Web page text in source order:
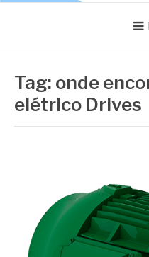
Tag: onde
elétrico Drives